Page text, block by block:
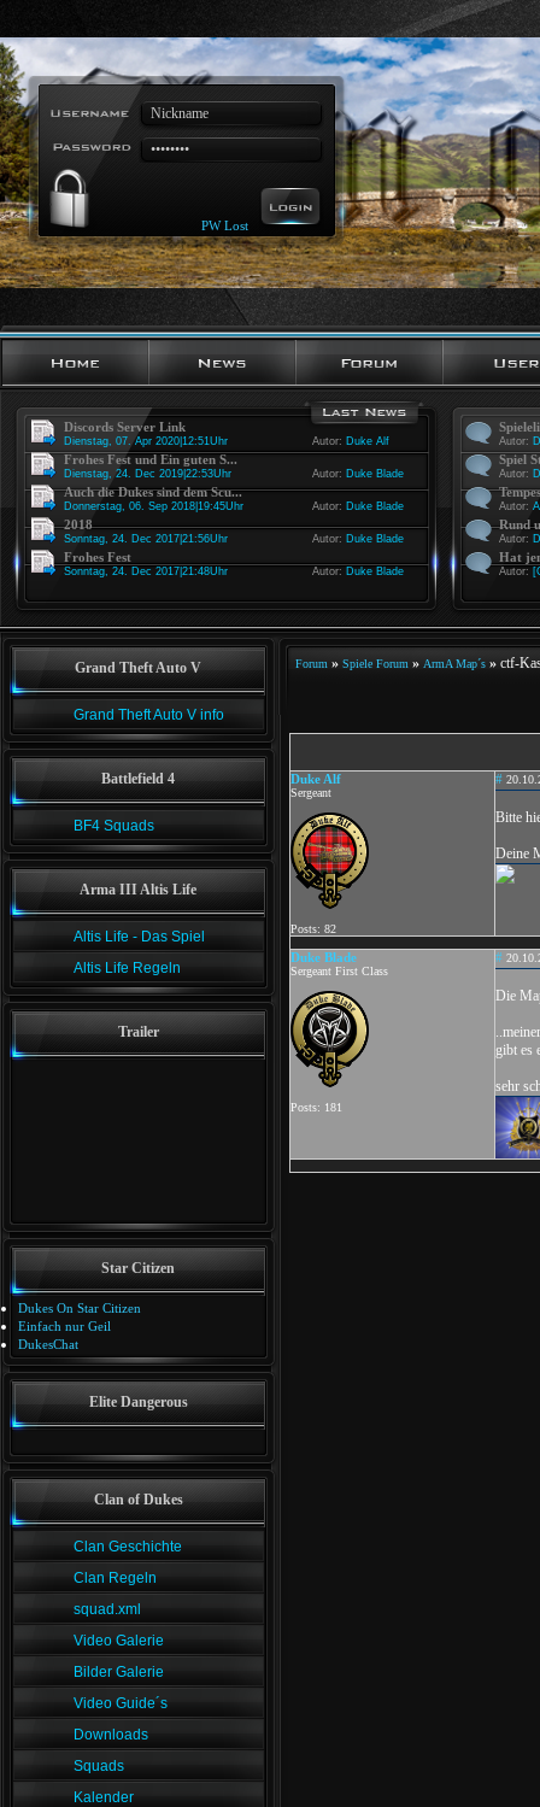
PW Lost
Discords Server Link
Dienstag, 07. Apr 2020|12:51Uhr Autor: Duke Alf
Frohes Fest und Ein guten S...
Dienstag, 24. Dec 2019|22:53Uhr Autor: Duke Blade
Auch die Dukes sind dem Scu...
Donnerstag, 06. Sep 2018|19:45Uhr Autor: Duke Blade
2018
Sonntag, 24. Dec 2017|21:56Uhr Autor: Duke Blade
Frohes Fest
Sonntag, 24. Dec 2017|21:48Uhr Autor: Duke Blade
Autor:
Spiel
Autor:
Autor:
Rund
Autor:
Hat
Autor:
Grand Theft Auto V
Grand Theft Auto V info
Battlefield 4
BF4 Squads
Arma III Altis Life
Altis Life - Das Spiel
Altis Life Regeln
Trailer
Star Citizen
Dukes On Star Citizen
Einfach nur Geil
DukesChat
Elite Dangerous
Clan of Dukes
Clan Geschichte
Clan Regeln
squad.xml
Video Galerie
Bilder Galerie
Video Guide´s
Downloads
Squads
Kalender
Forum » Spiele Forum » ArmA Map´s » ctf-
Duke Alf
Sergeant
Posts: 82
#
Bitte
Deine
Duke Blade
Sergeant First Class
Posts: 181
#
Die
gibt es
sehr